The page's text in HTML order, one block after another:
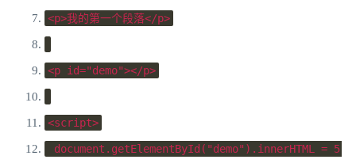
<p>我的第一个段落</p>
<p id="demo"></p>
<script>
document . getElementById ( "demo" ). innerHTML = 5